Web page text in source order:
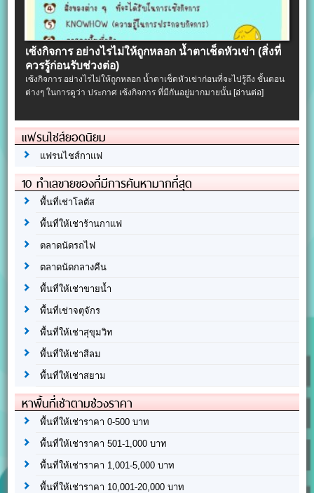
เซ้งกิจการ อย่างไรไม่ให้ถูกหลอก น้ำตาเช็ดหัวเข่า (สิ่งที่
ควรรู้ก่อนรับช่วงต่อ)
เซ้งกิจการ อย่างไรไม่ให้ถูกหลอก น้ำตาเช็ดหัวเข่าก่อนที่จะไปรู้ถึง ขั้นตอน
ต่างๆ ในการดูว่า ประกาศ เซ้งกิจการ ที่มีกันอยู่มากมายนั้น[อ่านต่อ]
แฟรนไชส์ยอดนิยม
แฟรนไชส์กาแฟ
10 ทำเลขายของที่มีการค้นหามากที่สุด
พื้นที่เช่าโลตัส
พื้นที่ให้เช่าร้านกาแฟ
ตลาดนัดรถไฟ
ตลาดนัดกลางคืน
พื้นที่ให้เช่าขายน้ำ
พื้นที่เช่าจตุจักร
พื้นที่ให้เช่าสุขุมวิท
พื้นที่ให้เช่าสีลม
พื้นที่ให้เช่าสยาม
หาพื้นที่เช่าตามช่วงราคา
พื้นที่ให้เช่าราคา 0-500 บาท
พื้นที่ให้เช่าราคา 501-1,000 บาท
พื้นที่ให้เช่าราคา 1,001-5,000 บาท
พื้นที่ให้เช่าราคา 10,001-20,000 บาท